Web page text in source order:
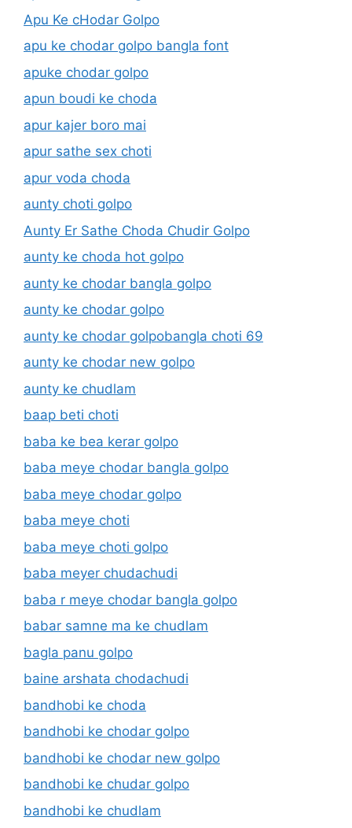
Apu Ke cHodar Golpo
apu ke chodar golpo bangla font
apuke chodar golpo
apun boudi ke choda
apur kajer boro mai
apur sathe sex choti
apur voda choda
aunty choti golpo
Aunty Er Sathe Choda Chudir Golpo
aunty ke choda hot golpo
aunty ke chodar bangla golpo
aunty ke chodar golpo
aunty ke chodar golpobangla choti 69
aunty ke chodar new golpo
aunty ke chudlam
baap beti choti
baba ke bea kerar golpo
baba meye chodar bangla golpo
baba meye chodar golpo
baba meye choti
baba meye choti golpo
baba meyer chudachudi
baba r meye chodar bangla golpo
babar samne ma ke chudlam
bagla panu golpo
baine arshata chodachudi
bandhobi ke choda
bandhobi ke chodar golpo
bandhobi ke chodar new golpo
bandhobi ke chudar golpo
bandhobi ke chudlam